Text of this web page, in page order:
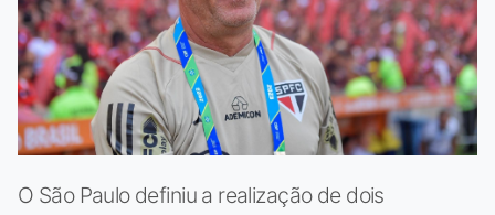
O São Paulo definiu a realização de dois